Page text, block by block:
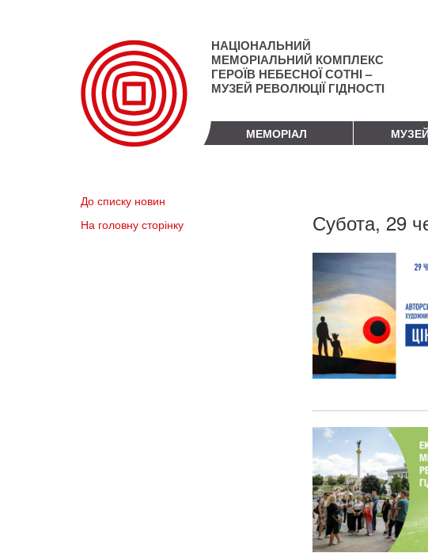
НАЦІОНАЛЬНИЙ
МЕМОРІАЛЬНИЙ КОМПЛЕКС
ГЕРОЇВ НЕБЕСНОЇ СОТНІ –
МУЗЕЙ РЕВОЛЮЦІЇ ГІДНОСТІ
МЕМОРІАЛ МУЗЕЙ
До списку новин
На головну сторінку
Субота, 29